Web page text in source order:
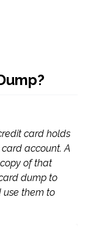
card holds
account. A
of that
dump to
use them to